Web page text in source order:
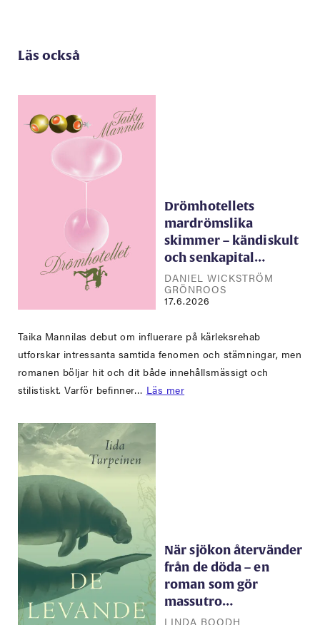
Läs också
Drömhotellets
mardrömslika
skimmer – kändiskult
och senkapital…
DANIEL WICKSTRÖM
GRÖNROOS
17.6.2026
Taika Mannilas debut om influerare på kärleksrehab
utforskar intressanta samtida fenomen och stämningar, men
romanen böljar hit och dit både innehållsmässigt och
stilistiskt. Varför befinner… Läs mer
När sjökon återvänder
från de döda – en
roman som gör
massutro…
LINDA BOODH